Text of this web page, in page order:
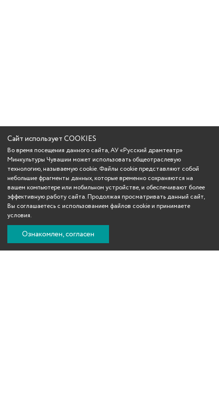
Сайт использует COOKIES
Во время посещения данного сайта, АУ «Русский драмтеатр»
Минкультуры Чувашии может использовать общеотраслевую
технологию, называемую cookie. Файлы cookie представляют собой
небольшие фрагменты данных, которые временно сохраняются на
вашем компьютере или мобильном устройстве, и обеспечивают более
эффективную работу сайта. Продолжая просматривать данный сайт,
Вы соглашаетесь с использованием файлов cookie и принимаете
условия.
Ознакомлен, согласен